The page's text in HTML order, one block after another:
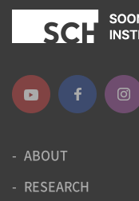
ABOUT
RESEARCH